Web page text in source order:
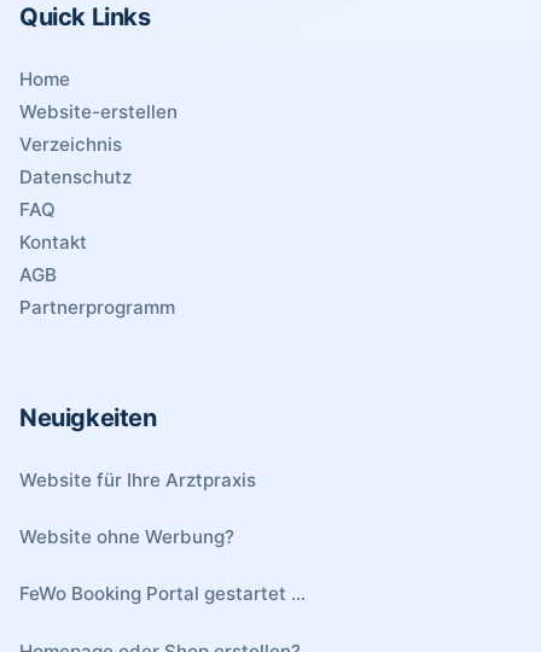
Quick Links
Home
Website-erstellen
Verzeichnis
Datenschutz
FAQ
Kontakt
AGB
Partnerprogramm
Neuigkeiten
Website für Ihre Arztpraxis
Website ohne Werbung?
FeWo Booking Portal gestartet ...